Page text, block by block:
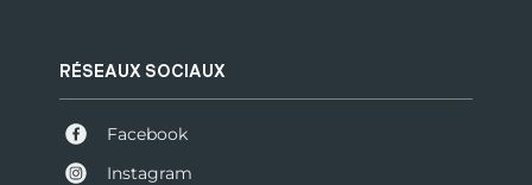
RÉSEAUX SOCIAUX
Facebook
Instagram